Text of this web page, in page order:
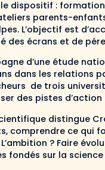
dispositif :
parents-
L’objectif est
des écrans et de
d’une étude
dans les relations
de trois
des pistes d’action
distingue
comprendre ce qui
L’ambition ? Faire
fondés sur la